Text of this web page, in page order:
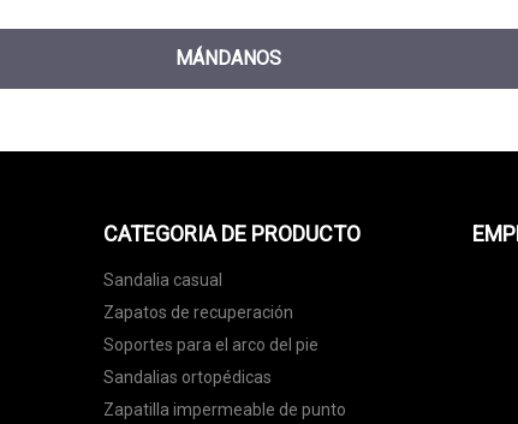
MÁNDANOS
CATEGORIA DE PRODUCTO
Sandalia casual
Zapatos de recuperación
Soportes para el arco del pie
Sandalias ortopédicas
Zapatilla impermeable de punto